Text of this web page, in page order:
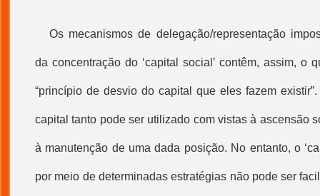
Os mecanismos de delegação/representação
da concentração do ‘capital social ’ contêm, assim, o
“princípio de desvio do capital que eles fazem
capital tanto pode ser utilizado com vistas à ascensão
à manutenção de uma dada posição. No entanto, o ‘
por meio de determinadas estratégias não pode ser